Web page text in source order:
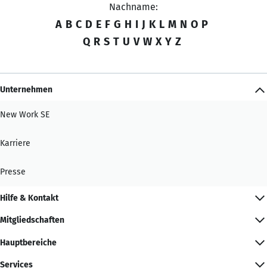
Nachname:
A B C D E F G H I J K L M N O P
Q R S T U V W X Y Z
Unternehmen
New Work SE
Karriere
Presse
Hilfe & Kontakt
Mitgliedschaften
Hauptbereiche
Services